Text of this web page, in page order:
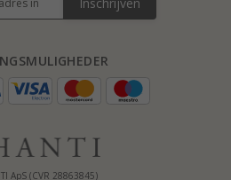
ApS (CVR 28863845)
Inschrijven